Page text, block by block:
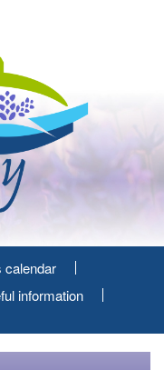
calendar
information